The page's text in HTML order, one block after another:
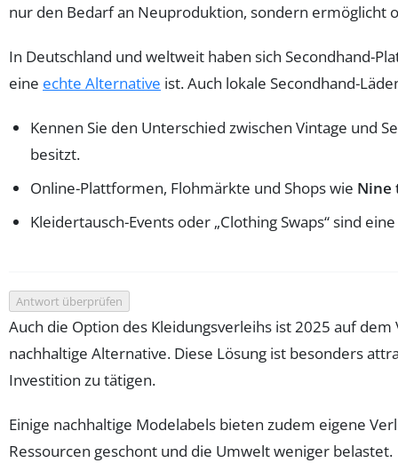
nur den Bedarf an Neuproduktion, sondern ermöglicht
In Deutschland und weltweit haben sich Secondhand-
eine echte Alternative ist. Auch lokale Secondhand-
Kennen Sie den Unterschied zwischen Vintage und
besitzt.
Online-Plattformen, Flohmärkte und Shops wie Nine
Kleidertausch-Events oder „Clothing Swaps“ sind
Antwort überprüfen
Auch die Option des Kleidungsverleihs ist 2025 auf
nachhaltige Alternative. Diese Lösung ist besonders
Investition zu tätigen.
Einige nachhaltige Modelabels bieten zudem eigene
Ressourcen geschont und die Umwelt weniger belastet.